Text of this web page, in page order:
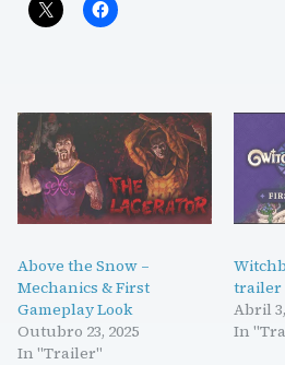
Above the Snow –
Mechanics & First
Gameplay Look
Outubro 23, 2025
In "Trailer"
trailer
Abril
In